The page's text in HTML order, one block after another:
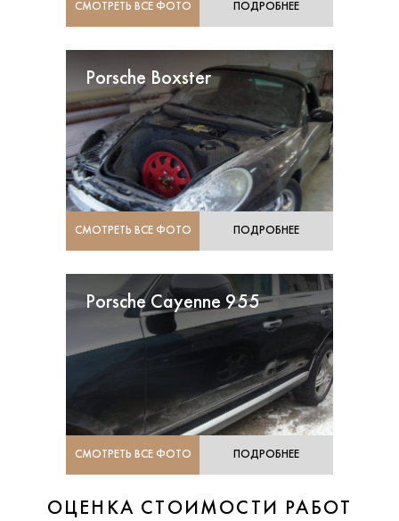
СМОТРЕТЬ ВСЕ ФОТО ПОДРОБНЕЕ
Porsche Boxster
СМОТРЕТЬ ВСЕ ФОТО ПОДРОБНЕЕ
Porsche Cayenne 955
СМОТРЕТЬ ВСЕ ФОТО ПОДРОБНЕЕ
ОЦЕНКА СТОИМОСТИ РАБОТ